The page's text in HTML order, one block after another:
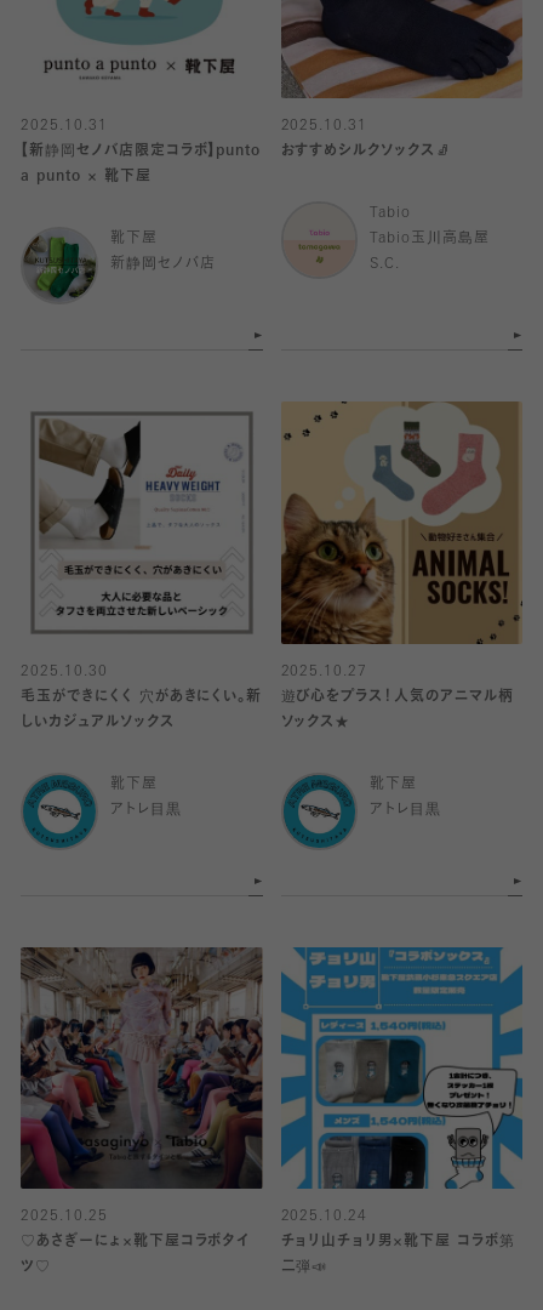
2025.10.31
【新静岡セノバ店限定コラボ】punto
a punto × 靴下屋
靴下屋
新静岡セノバ店
2025.10.31
おすすめシルクソックス🧦
Tabio
Tabio玉川高島屋
S.C.
2025.10.30
毛玉ができにくく 穴があきにくい。新
しいカジュアルソックス
靴下屋
アトレ目黒
2025.10.27
遊び心をプラス！人気のアニマル柄
ソックス★
靴下屋
アトレ目黒
2025.10.25
♡あさぎーにょ×靴下屋コラボタイ
ツ♡
2025.10.24
チョリ山チョリ男×靴下屋 コラボ第
二弾📣